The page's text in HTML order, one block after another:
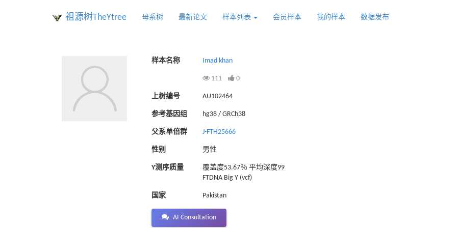
祖源树TheYtree 母系树 最新论文 样本列表 会员样本 我的样本 数据发布
样本名称 Imad khan
111 0
上树编号 AU102464
参考基因组 hg38 / GRCh38
父系单倍群 J-FTH25666
性别 男性
Y测序质量
覆盖度53.67％ 平均深度99
FTDNA Big Y (vcf)
国家 Pakistan
AI Consultation